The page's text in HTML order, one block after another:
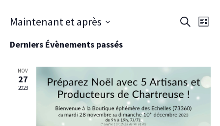
vues
Recherche
de
Liste
Maintenant et après
une
Derniers Évènements passés
NOV
27
2023